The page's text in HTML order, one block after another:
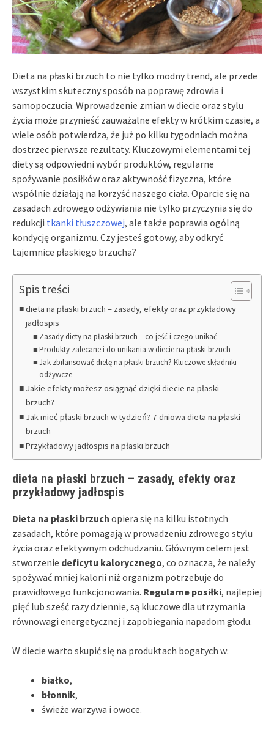
Dieta na płaski brzuch to nie tylko modny trend, ale przede
wszystkim skuteczny sposób na poprawę zdrowia i
samopoczucia. Wprowadzenie zmian w diecie oraz stylu
życia może przynieść zauważalne efekty w krótkim czasie, a
wiele osób potwierdza, że już po kilku tygodniach można
dostrzec pierwsze rezultaty. Kluczowymi elementami tej
diety są odpowiedni wybór produktów, regularne
spożywanie posiłków oraz aktywność fizyczna, które
wspólnie działają na korzyść naszego ciała. Oparcie się na
zasadach zdrowego odżywiania nie tylko przyczynia się do
redukcji tkanki tłuszczowej, ale także poprawia ogólną
kondycję organizmu. Czy jesteś gotowy, aby odkryć
tajemnice płaskiego brzucha?
Spis treści
dieta na płaski brzuch – zasady, efekty oraz przykładowy
jadłospis
Zasady diety na płaski brzuch – co jeść i czego unikać
Produkty zalecane i do unikania w diecie na płaski brzuch
Jak zbilansować dietę na płaski brzuch? Kluczowe składniki
odżywcze
Jakie efekty możesz osiągnąć dzięki diecie na płaski
brzuch?
Jak mieć płaski brzuch w tydzień? 7-dniowa dieta na płaski
brzuch
Przykładowy jadłospis na płaski brzuch
dieta na płaski brzuch – zasady, efekty oraz
przykładowy jadłospis
Dieta na płaski brzuch opiera się na kilku istotnych
zasadach, które pomagają w prowadzeniu zdrowego stylu
życia oraz efektywnym odchudzaniu. Głównym celem jest
stworzenie deficytu kalorycznego, co oznacza, że należy
spożywać mniej kalorii niż organizm potrzebuje do
prawidłowego funkcjonowania. Regularne posiłki, najlepiej
pięć lub sześć razy dziennie, są kluczowe dla utrzymania
równowagi energetycznej i zapobiegania napadom głodu.
W diecie warto skupić się na produktach bogatych w:
białko,
błonnik,
świeże warzywa i owoce.